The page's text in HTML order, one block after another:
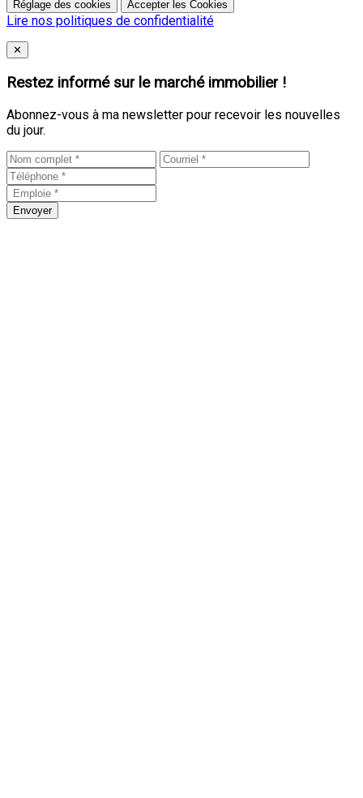
Réglage des cookies Accepter les Cookies
Lire nos politiques de confidentialité
Close
✕
Restez informé sur le marché immobilier !
Abonnez-vous à ma newsletter pour recevoir les nouvelles
du jour.
Envoyer